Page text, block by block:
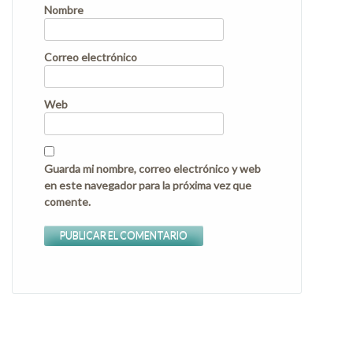
Nombre
Correo electrónico
Web
Guarda mi nombre, correo electrónico y web
en este navegador para la próxima vez que
comente.